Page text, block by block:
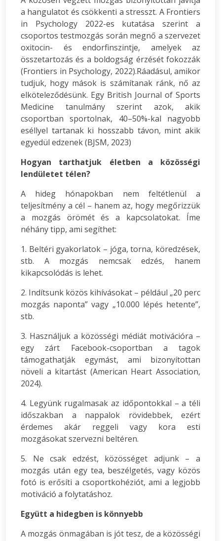
a hangulatot és csökkenti a stresszt. A Frontiers
in Psychology 2022-es kutatása szerint a
csoportos testmozgás során megnő a szervezet
oxitocin- és endorfinszintje, amelyek az
összetartozás és a boldogság érzését fokozzák
(Frontiers in Psychology, 2022).Ráadásul, amikor
tudjuk, hogy mások is számítanak ránk, nő az
elköteleződésünk. Egy British Journal of Sports
Medicine tanulmány szerint azok, akik
csoportban sportolnak, 40–50%-kal nagyobb
eséllyel tartanak ki hosszabb távon, mint akik
egyedül edzenek (BJSM, 2023)
Hogyan tarthatjuk életben a közösségi
lendületet télen?
A hideg hónapokban nem feltétlenül a
teljesítmény a cél – hanem az, hogy megőrizzük
a mozgás örömét és a kapcsolatokat. Íme
néhány tipp, ami segíthet:
1. Beltéri gyakorlatok – jóga, torna, köredzések,
stb. A mozgás nemcsak edzés, hanem
kikapcsolódás is lehet.
2. Indítsunk közös kihívásokat – például „20 perc
mozgás naponta” vagy „10.000 lépés hetente”,
stb.
3. Használjuk a közösségi médiát motivációra –
egy zárt Facebook-csoportban a tagok
támogathatják egymást, ami bizonyítottan
növeli a kitartást (American Heart Association,
2024).
4. Legyünk rugalmasak az időpontokkal – a téli
időszakban a nappalok rövidebbek, ezért
érdemes akár reggeli vagy kora esti
mozgásokat szervezni beltéren.
5. Ne csak edzést, közösséget adjunk – a
mozgás után egy tea, beszélgetés, vagy közös
fotó is erősíti a csoportkohéziót, ami a legjobb
motiváció a folytatáshoz.
Együtt a hidegben is könnyebb
A mozgás önmagában is jót tesz, de a közösségi